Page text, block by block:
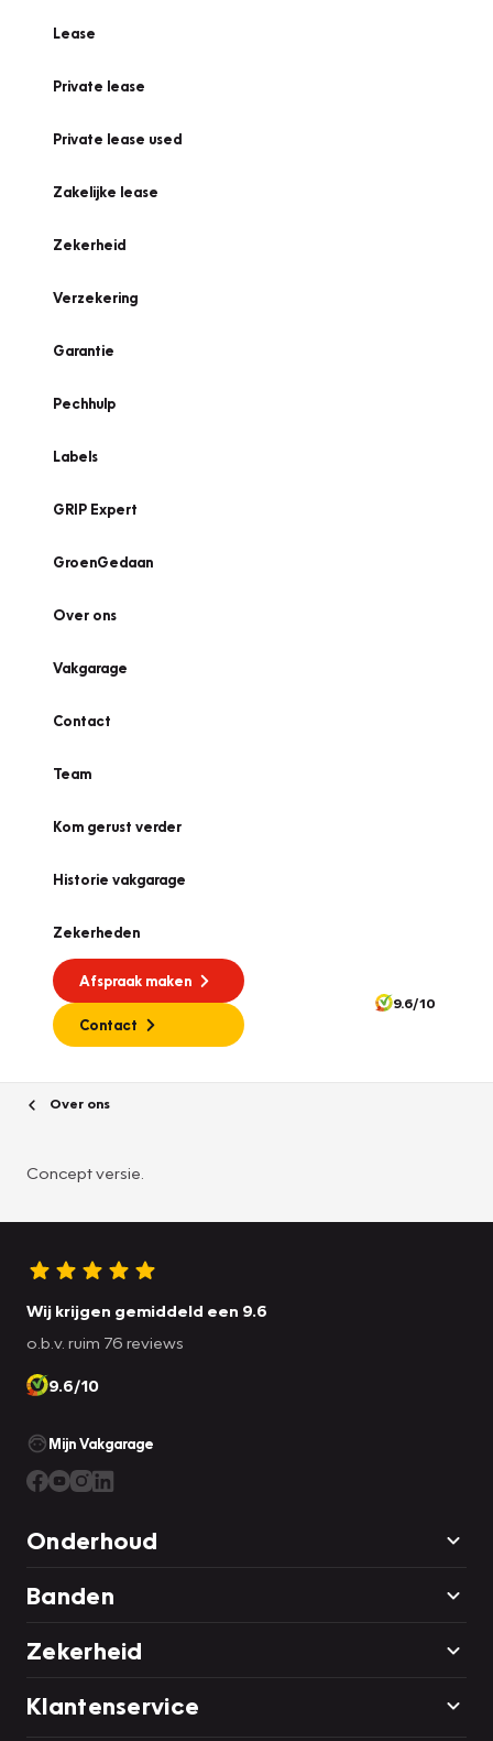
Lease
Private lease
Private lease used
Zakelijke lease
Zekerheid
Verzekering
Garantie
Pechhulp
Labels
GRIP Expert
GroenGedaan
Over ons
Vakgarage
Contact
Team
Kom gerust verder
Historie vakgarage
Zekerheden
Afspraak maken
Contact
9.6/10
Over ons
Concept versie.
Wij krijgen gemiddeld een 9.6
o.b.v. ruim 76 reviews
9.6/10
Mijn Vakgarage
Onderhoud
Banden
Zekerheid
Klantenservice